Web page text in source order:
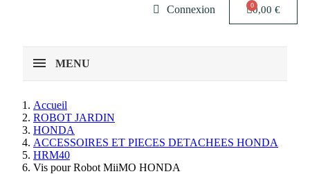
Connexion 0,00 €
MENU
Accueil
ROBOT JARDIN
HONDA
ACCESSOIRES ET PIECES DETACHEES HONDA
HRM40
Vis pour Robot MiiMO HONDA